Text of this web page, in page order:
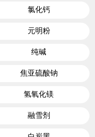
氯化钙
元明粉
纯碱
焦亚硫酸钠
氢氧化镁
融雪剂